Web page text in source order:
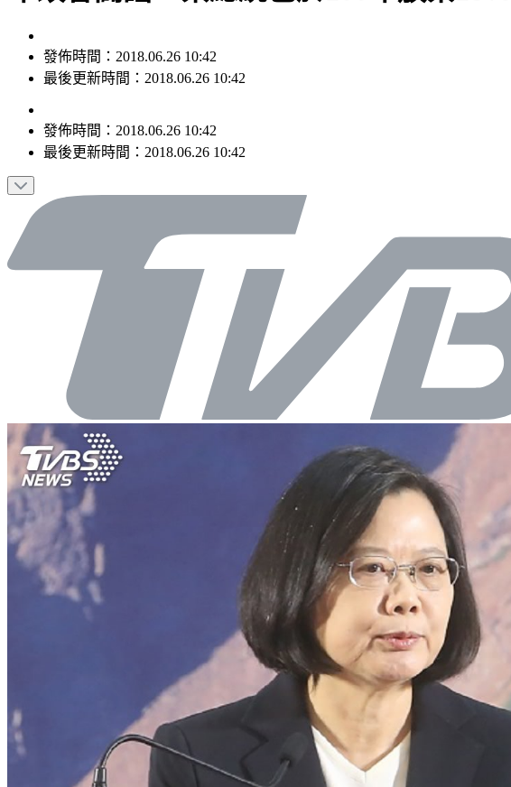
發佈時間：2018.06.26 10:42
最後更新時間：2018.06.26 10:42
發佈時間： 2018.06.26 10:42
最後更新時間： 2018.06.26 10:42